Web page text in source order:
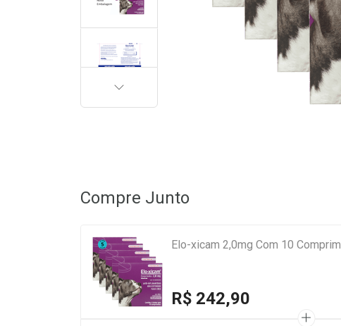
PRÓXIMA
Compre Junto
Elo-xicam 2,0mg Com 10
R$ 242,90